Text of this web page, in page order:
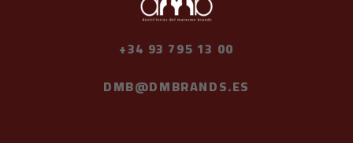
+34 93 795 13 00
DMB@DMBRANDS.ES